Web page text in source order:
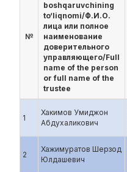
№
boshqaruvchining
to‘liqnomi/Ф.И.О.
лица или полное
наименование
доверительного
управляющего/Full
name of the person
or full name of the
trustee
1
Хакимов Умиджон
Абдухаликович
2
Хажимуратов Шерзод
Юлдашевич